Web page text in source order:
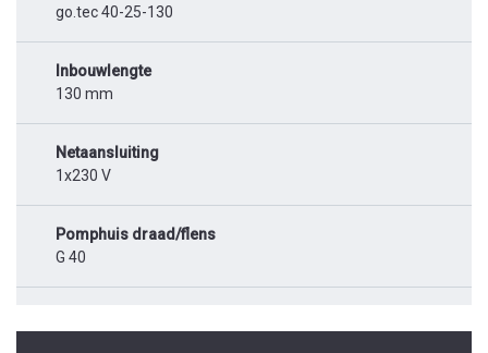
go.tec 40-25-130
Inbouwlengte
130 mm
Netaansluiting
1x230 V
Pomphuis draad/flens
G 40